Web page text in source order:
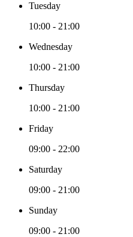
Tuesday
10:00 - 21:00
Wednesday
10:00 - 21:00
Thursday
10:00 - 21:00
Friday
09:00 - 22:00
Saturday
09:00 - 21:00
Sunday
09:00 - 21:00